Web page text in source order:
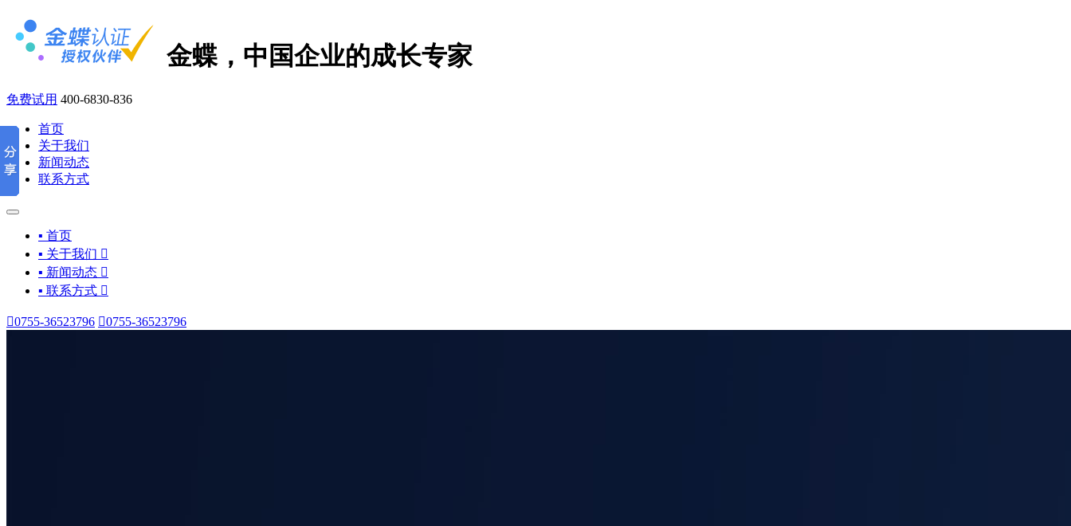
金蝶，中国企业的成长专家
免费试用 400-6830-836
首页
关于我们
新闻动态
联系方式
▪ 首页
▪ 关于我们 
▪ 新闻动态 
▪ 联系方式 
0755-36523796 0755-36523796